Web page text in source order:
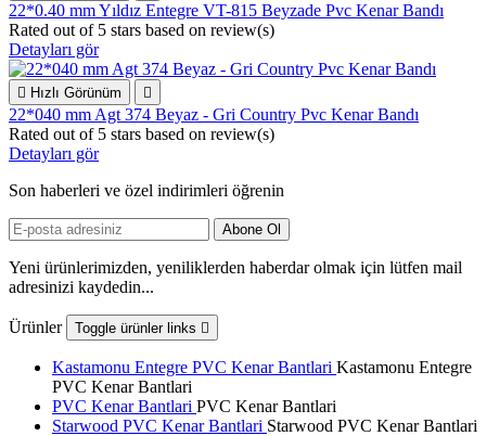
22*0.40 mm Yıldız Entegre VT-815 Beyzade Pvc Kenar Bandı
Rated out of 5 stars based on review(s)
Detayları gör
 Hızlı Görünüm 
22*040 mm Agt 374 Beyaz - Gri Country Pvc Kenar Bandı
Rated out of 5 stars based on review(s)
Detayları gör
Son haberleri ve özel indirimleri öğrenin
Yeni ürünlerimizden, yeniliklerden haberdar olmak için lütfen mail
adresinizi kaydedin...
Ürünler Toggle ürünler links 
Kastamonu Entegre PVC Kenar Bantlari Kastamonu Entegre
PVC Kenar Bantlari
PVC Kenar Bantlari PVC Kenar Bantlari
Starwood PVC Kenar Bantlari Starwood PVC Kenar Bantlari